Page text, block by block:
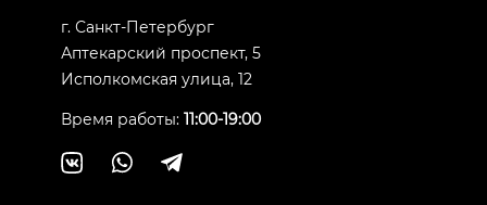
г. Санкт-Петербург
Аптекарский проспект, 5
Исполкомская улица, 12
Время работы: 11:00-19:00